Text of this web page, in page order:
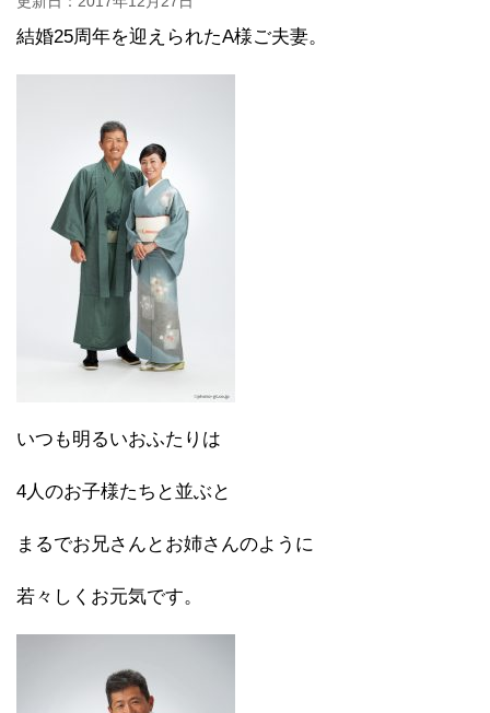
結婚25周年を迎えられたA様ご夫妻。
いつも明るいおふたりは
4人のお子様たちと並ぶと
まるでお兄さんとお姉さんのように
若々しくお元気です。